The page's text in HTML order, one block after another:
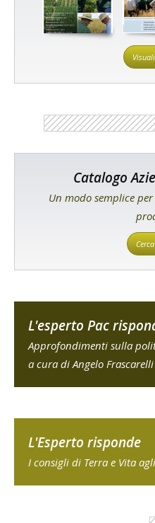
Catalogo
Un modo semplice
L'esperto Pac
Approfondimenti sulla
a cura di Angelo Frascarelli
L'Esperto risponde
I consigli di Terra e Vita